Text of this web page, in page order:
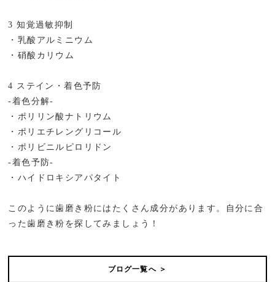
3 知覚過敏抑制
・乳酸アルミニウム
・硝酸カリウム
4 ステイン・着色予防
-着色分解-
・ポリリン酸ナトリウム
・ポリエチレングリコール
・ポリビニルピロリドン
-着色予防-
・ハイドロキシアパタイト
このように歯磨き粉にはたくさん成分があります。自分に合
った歯磨き粉を探してみましょう！
ブログ一覧へ ＞